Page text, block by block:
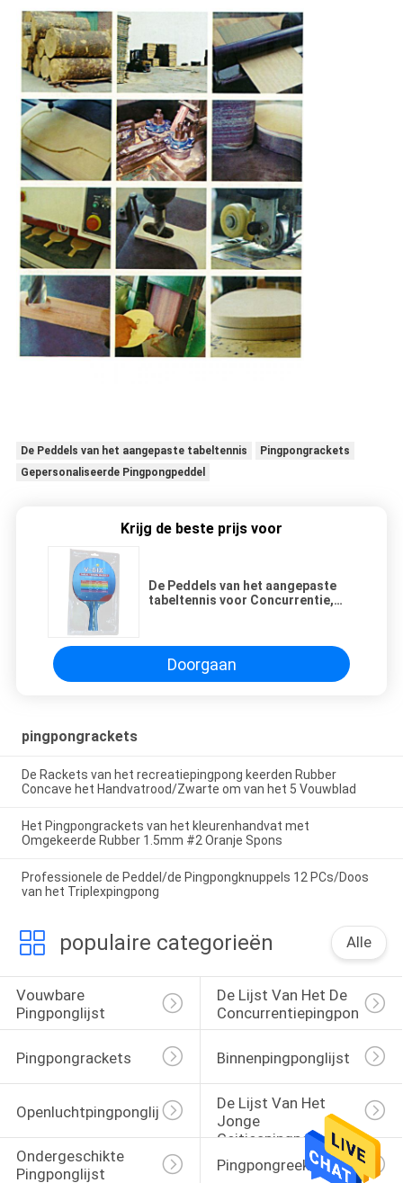
De Peddels van het aangepaste tabeltennis
Pingpongrackets
Gepersonaliseerde Pingpongpeddel
Krijg de beste prijs voor
De Peddels van het aangepaste
tabeltennis voor Concurrentie,
Doorgaan
pingpongrackets
De Rackets van het recreatiepingpong keerden Rubber
Concave het Handvatrood/Zwarte om van het 5 Vouwblad
Het Pingpongrackets van het kleurenhandvat met
Omgekeerde Rubber 1.5mm #2 Oranje Spons
Professionele de Peddel/de Pingpongknuppels 12 PCs/Doos
van het Triplexpingpong
populaire categorieën Alle
Vouwbare
Pingponglijst
De Lijst Van Het De
Concurrentiepingpong
Pingpongrackets Binnenpingponglijst
Openluchtpingponglijst
De Lijst Van Het
Jonge
Geitjespingpong
Ondergeschikte
Pingponglijst
Pingpongreeks